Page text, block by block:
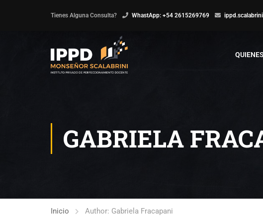
Tienes Alguna Consulta? WhastApp: +54 2615269769
GABRIELA
Inicio Author: Gabriela Fracapani